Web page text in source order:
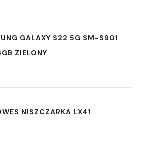
GALAXY S22 5G SM-S901
ZIELONY
NISZCZARKA LX41